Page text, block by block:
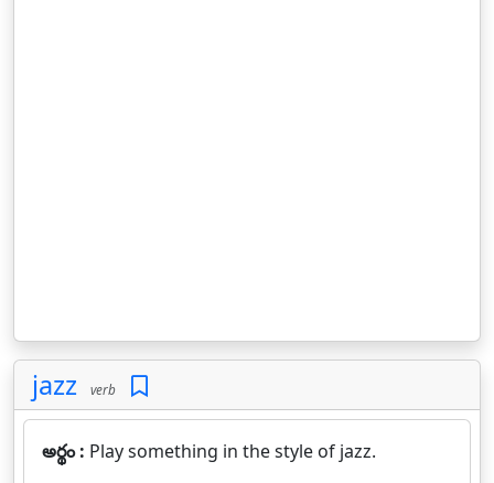
jazz verb
అర్థం : Play something in the style of jazz.